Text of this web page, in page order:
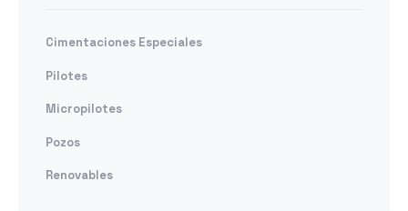
Cimentaciones Especiales
Pilotes
Micropilotes
Pozos
Renovables